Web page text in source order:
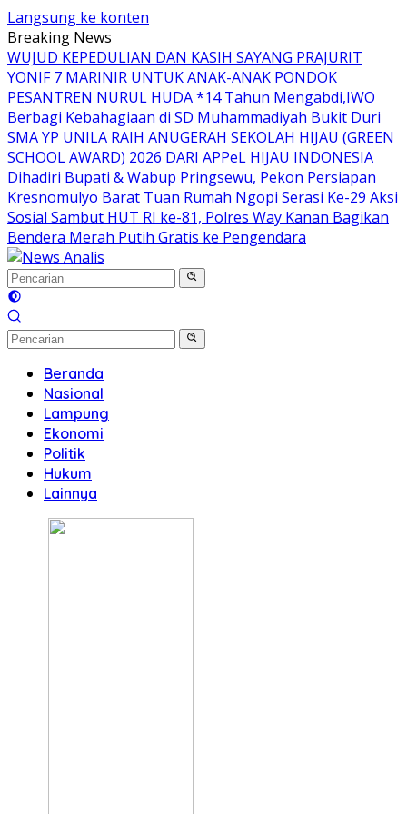
Langsung ke konten
Breaking News
WUJUD KEPEDULIAN DAN KASIH SAYANG PRAJURIT
YONIF 7 MARINIR UNTUK ANAK-ANAK PONDOK
PESANTREN NURUL HUDA*14 Tahun Mengabdi,IWO
Berbagi Kebahagiaan di SD Muhammadiyah Bukit Duri
SMA YP UNILA RAIH ANUGERAH SEKOLAH HIJAU (GREEN
SCHOOL AWARD) 2026 DARI APPeL HIJAU INDONESIA
Dihadiri Bupati & Wabup Pringsewu, Pekon Persiapan
Kresnomulyo Barat Tuan Rumah Ngopi Serasi Ke-29 Aksi
Sosial Sambut HUT RI ke-81, Polres Way Kanan Bagikan
Bendera Merah Putih Gratis ke Pengendara
Beranda
Nasional
Lampung
Ekonomi
Politik
Hukum
Lainnya